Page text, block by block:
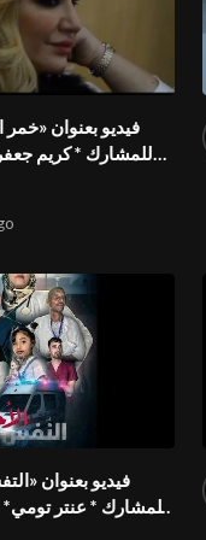
فيديو بعنوان «خمر
في المسابقة
فيديو بعنوان
في المسابقة